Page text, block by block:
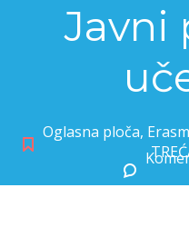
Javni
Oglasna ploča,